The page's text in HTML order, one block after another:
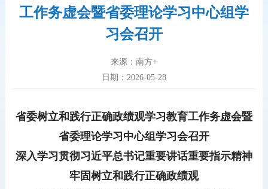
工作务虚会暨省委理论学习中心组学
习会召开
来源：南方+
日期：2026-05-28
省委树立和践行正确政绩观学习教育工作务虚会暨
省委理论学习中心组学习会召开
深入学习贯彻习近平总书记重要讲话重要指示精神
牢固树立和践行正确政绩观